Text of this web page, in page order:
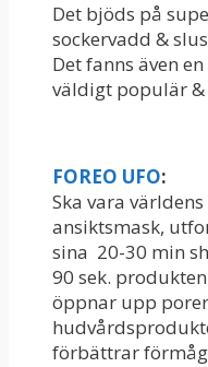
Det bjöds på
sockervadd &
Det fanns även
väldigt populär
FOREO UFO:
Ska vara
ansiktsmask,
sina 20-30 min
90 sek.
öppnar upp
förbättrar